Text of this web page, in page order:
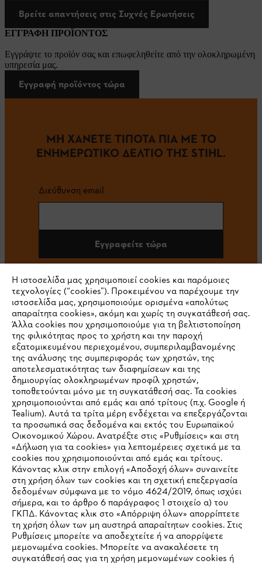
Βρείτε απαντήσεις στις Συχνές Ερωτήσεις
ΕΓΓΡΑΦΗ ΠΡΟΪΟΝΤΟΣ
Εγγράψτε το προϊόν σας και επωφεληθείτε από την ολοκληρωμένη
υπηρεσία μας.
Εγγραφή προϊόντος τώρα
ΜΗ ΧΑΝΕΤΕ ΤΙΠΟΤΑ ΠΙΑ ΜΕ ΤΟ
ΕΝΗΜΕΡΩΤΙΚΟ ΔΕΛΤΙΟ ΤΗΣ STIHL.
Διεύθυνση email
Εγγραφείτε τώρα
#STIHL
Εταιρεία
STIHL Συχνές ερωτήσεις
Service
IHR BROWSER WIRD NICHT
UNTERSTÜTZT
Sie nutzen einen Browser, den wir noch nicht unterstützen. Für
Η ιστοσελίδα μας χρησιμοποιεί cookies και παρόμοιες
τεχνολογίες (“cookies”). Προκειμένου να παρέχουμε την
ιστοσελίδα μας, χρησιμοποιούμε ορισμένα «απολύτως
απαραίτητα cookies», ακόμη και χωρίς τη συγκατάθεσή σας.
Άλλα cookies που χρησιμοποιούμε για τη βελτιστοποίηση
της φιλικότητας προς το χρήστη και την παροχή
εξατομικευμένου περιεχομένου, συμπεριλαμβανομένης
της ανάλυσης της συμπεριφοράς των χρηστών, της
αποτελεσματικότητας των διαφημίσεων και της
δημιουργίας ολοκληρωμένων προφίλ χρηστών,
τοποθετούνται μόνο με τη συγκατάθεσή σας. Τα cookies
χρησιμοποιούνται από εμάς και από τρίτους (π.χ. Google ή
Tealium). Αυτά τα τρίτα μέρη ενδέχεται να επεξεργάζονται
τα προσωπικά σας δεδομένα και εκτός του Ευρωπαϊκού
Οικονομικού Χώρου. Ανατρέξτε στις «Ρυθμίσεις» και στη
«Δήλωση για τα cookies» για λεπτομέρειες σχετικά με τα
cookies που χρησιμοποιούνται από εμάς και τρίτους.
Κάνοντας κλικ στην επιλογή «Αποδοχή όλων» συναινείτε
στη χρήση όλων των cookies και τη σχετική επεξεργασία
δεδομένων σύμφωνα με το νόμο 4624/2019, όπως ισχύει
σήμερα, και το άρθρο 6 παράγραφος 1 στοιχείο α) του
ΓΚΠΔ. Κάνοντας κλικ στο «Απόρριψη όλων» απορρίπτετε
τη χρήση όλων των μη αυστηρά απαραίτητων cookies. Στις
Ρυθμίσεις μπορείτε να αποδεχτείτε ή να απορρίψετε
μεμονωμένα cookies. Μπορείτε να ανακαλέσετε τη
συγκατάθεσή σας για τη χρήση μεμονωμένων cookies ή